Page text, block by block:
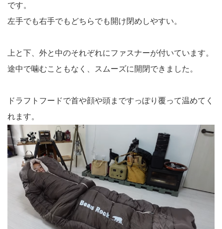
です。
左手でも右手でもどちらでも開け閉めしやすい。
上と下、外と中のそれぞれにファスナーが付いています。
途中で噛むこともなく、スムーズに開閉できました。
ドラフトフードで首や顔や頭まですっぽり覆って温めてく
れます。